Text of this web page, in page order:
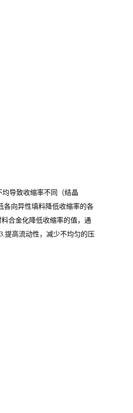
导致收缩率不同（结晶
各向异性填料降低收缩率的各
合金化降低收缩率的值，通
提高流动性，减少不均匀的压